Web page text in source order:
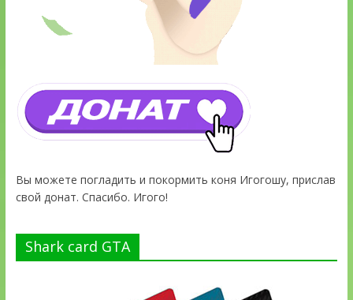
Вы можете погладить и покормить коня Игогошу, прислав
свой донат. Спасибо. Игого!
Shark card GTA